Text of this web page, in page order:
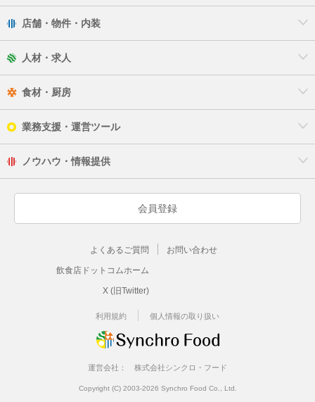
店舗・物件・内装
人材・求人
食材・厨房
業務支援・運営ツール
ノウハウ・情報提供
会員登録
よくあるご質問 お問い合わせ
飲食店ドットコムホーム
X (旧Twitter)
利用規約 個人情報の取り扱い
運営会社： 株式会社シンクロ・フード
Copyright (C) 2003-2026 Synchro Food Co., Ltd.